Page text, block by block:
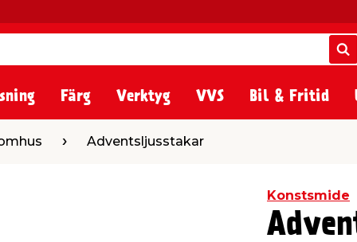
Färg Verktyg VVS Bil & Fritid
AdventsljusstakarAdventsljusstakar
Konstsmide